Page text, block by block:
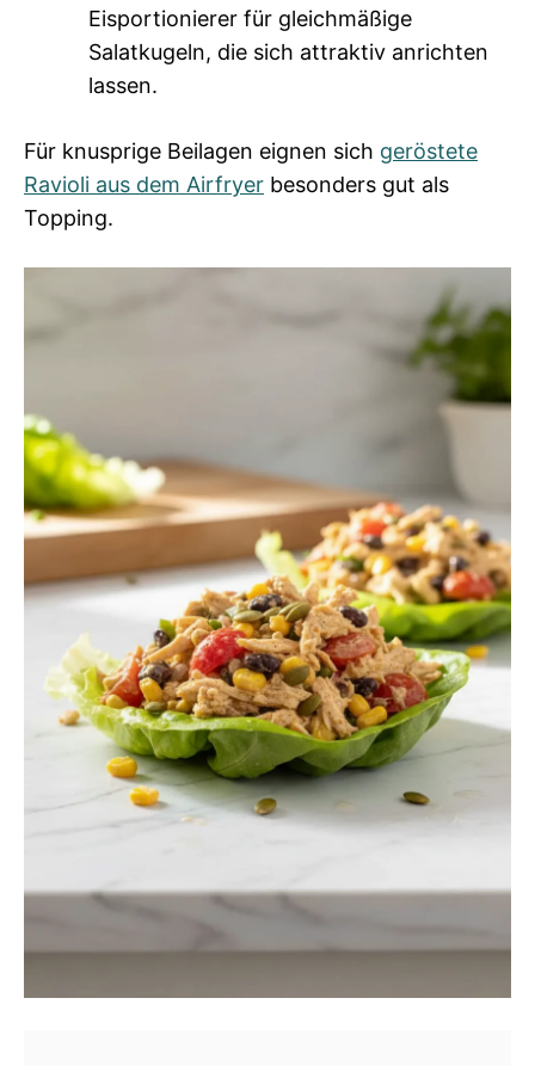
Eisportionierer für gleichmäßige
Salatkugeln, die sich attraktiv anrichten
lassen.
Für knusprige Beilagen eignen sich geröstete
Ravioli aus dem Airfryer besonders gut als
Topping.